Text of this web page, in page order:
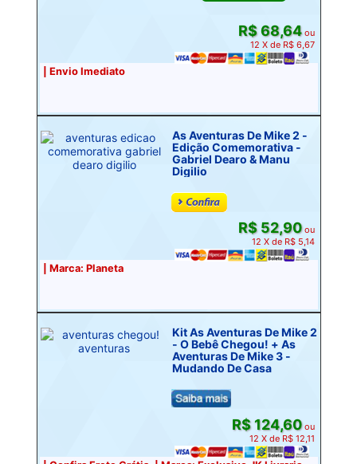
| Envio Imediato
R$ 68,64ou
12 X de R$ 6,67
As Aventuras De Mike 2 -
Edição Comemorativa -
Gabriel Dearo & Manu
Digilio
| Marca: Planeta
R$ 52,90ou
12 X de R$ 5,14
Kit As Aventuras De Mike 2
- O Bebê Chegou! + As
Aventuras De Mike 3 -
Mudando De Casa
R$ 124,60ou
12 X de R$ 12,11